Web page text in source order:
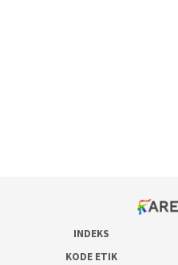
INDEKS
KODE ETIK